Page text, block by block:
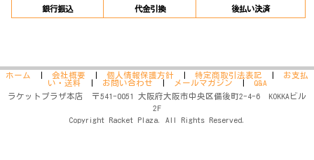
銀行振込 代金引換 後払い決済
ホーム 会社概要 個人情報保護方針 特定商取引法表記
お支払
い・送料
お問い合わせ メールマガジン
Q&A
ラケットプラザ本店 〒541-0051 大阪府大阪市中央区備後町2-4-6 KOKKAビル
2F
Copyright Racket Plaza. All Rights Reserved.